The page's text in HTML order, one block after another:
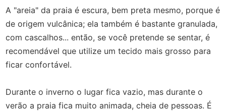
A "areia" da praia é escura, bem preta mesmo, porque é
de origem vulcânica; ela também é bastante granulada,
com cascalhos... então, se você pretende se sentar, é
recomendável que utilize um tecido mais grosso para
ficar confortável.
Durante o inverno o lugar fica vazio, mas durante o
verão a praia fica muito animada, cheia de pessoas. É